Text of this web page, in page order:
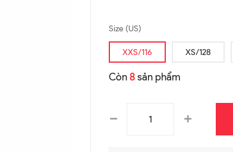
Size (US)
XXS/116 XS/128
Còn 8 sản phẩm